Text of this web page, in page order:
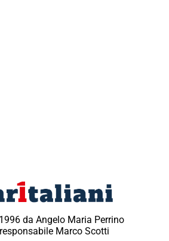
da Angelo Maria Perrino
Marco Scotti